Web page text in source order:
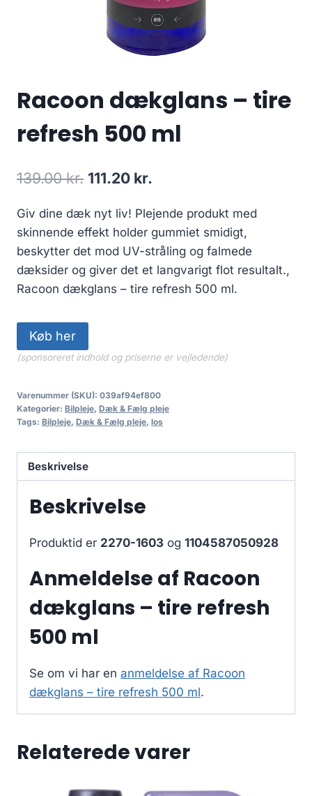
Racoon dækglans – tire
refresh 500 ml
139.00kr. Den
pris
var:
139.00 kr..
111.20 kr.
pris
er:
111.20 kr..
Giv dine dæk nyt liv! Plejende produkt med
skinnende effekt holder gummiet smidigt,
beskytter det mod UV-stråling og falmede
dæksider og giver det et langvarigt flot resultalt.,
Racoon dækglans – tire refresh 500 ml.
Køb her
(sponsoreret indhold og priserne er vejledende)
Varenummer (SKU): 039af94ef800
Kategorier: Bilpleje, Dæk & Fælg pleje
Tags: Bilpleje, Dæk & Fælg pleje, los
Beskrivelse
Beskrivelse
Produktid er 2270-1603 og 1104587050928
Anmeldelse af Racoon
dækglans – tire refresh
500 ml
Se om vi har en anmeldelse af Racoon
dækglans – tire refresh 500 ml.
Relaterede varer